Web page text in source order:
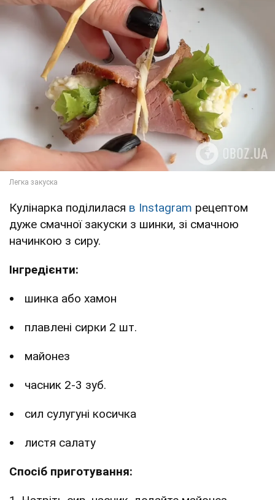
Кулінарка поділилася в Instagram рецептом
дуже смачної закуски з шинки, зі смачною
начинкою з сиру.
Інгредієнти:
шинка або хамон
плавлені сирки 2 шт.
майонез
часник 2-3 зуб.
сил сулугуні косичка
листя салату
Спосіб приготування: